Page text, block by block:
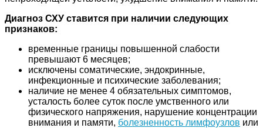
Диагноз СХУ ставится при наличии следующих
признаков:
временные границы повышенной слабости
превышают 6 месяцев;
исключены соматические, эндокринные,
инфекционные и психические заболевания;
наличие не менее 4 обязательных симптомов,
усталость более суток после умственного или
физического напряжения, нарушение концентрации
внимания и памяти, болезненность лимфоузлов или